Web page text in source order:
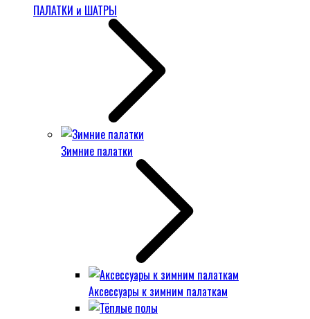
ПАЛАТКИ и ШАТРЫ
Зимние палатки
Аксессуары к зимним палаткам